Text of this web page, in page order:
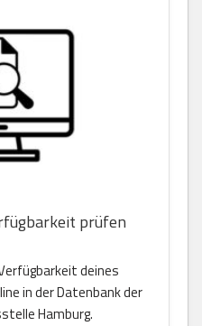
prüfen
deines
in der Datenbank der
Hamburg.